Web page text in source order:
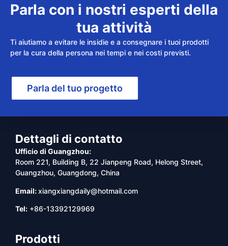
Parla con i nostri esperti della
tua attività
Ti aiutiamo a evitare le insidie e a consegnare i tuoi prodotti
per la cura della persona nei tempi e nei costi previsti.
Parla del tuo progetto
Dettagli di contatto
Ufficio di Guangzhou:
Room 221, Building B, 22 Jianpeng Road, Helong Street,
Guangzhou, Guangdong, China
Email:xiangxiangdaily@hotmail.com
Tel: +86-13392129969
Prodotti